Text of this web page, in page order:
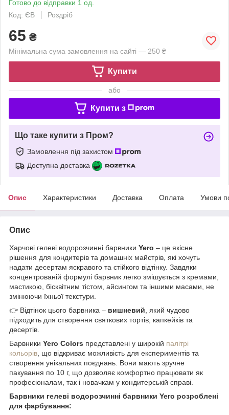
Готово до відправки 1 од.
Код: ЄВ
Роздріб
65 ₴
Мінімальна сума замовлення на сайті — 250 ₴
Купити
або
Купити з
Що таке купити з Пром?
Замовлення під захистом
Доступна доставка
Опис Характеристики Доставка Оплата Умови
Опис
Харчові гелеві водорозчинні барвники Yero – це якісне
рішення для кондитерів та домашніх майстрів, які хочуть
надати десертам яскравого та стійкого відтінку. Завдяки
концентрованій формулі барвник легко змішується з кремами,
мастикою, бісквітним тістом, айсингом та іншими масами, не
змінюючи їхньої текстури.
👉 Відтінок цього барвника – вишневий , який чудово
підходить для створення святкових тортів, капкейків та
десертів.
Барвники Yero Colors представлені у широкій палітрі
кольорів , що відкриває можливість для експериментів та
створення унікальних поєднань. Вони мають зручне
пакування по 10 г, що дозволяє комфортно працювати як
професіоналам, так і новачкам у кондитерській справі.
Барвники гелеві водорозчинні барвники Yero розроблені
для фарбування: